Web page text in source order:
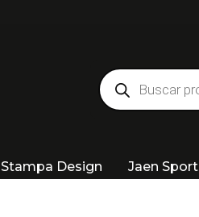
de
productos
Stampa Design Jaen Sport